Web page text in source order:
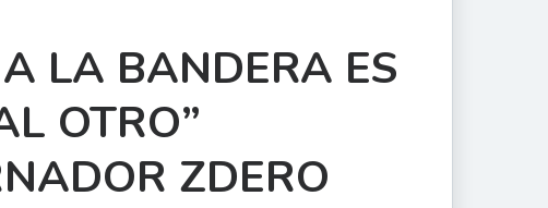
LA BANDERA ES
OTRO”
ZDERO